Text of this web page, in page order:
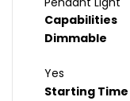
Capabilities
Dimmable
Yes
Starting Time